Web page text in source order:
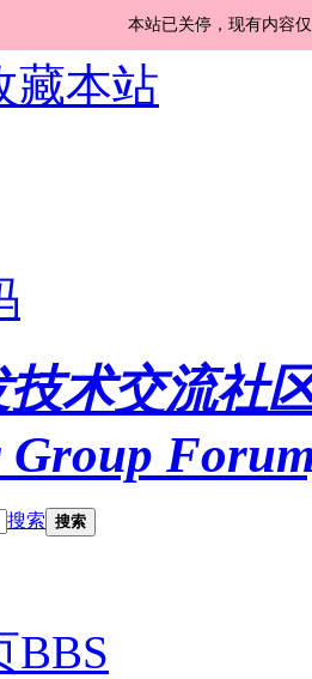
本站已关停，现有内容
藏本站
搜索 搜索
BBS